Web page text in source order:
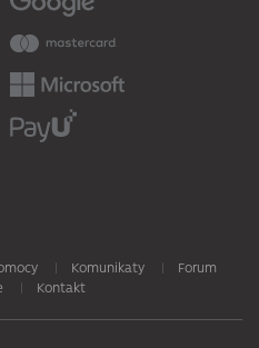
Komunikaty
Forum
Kontakt